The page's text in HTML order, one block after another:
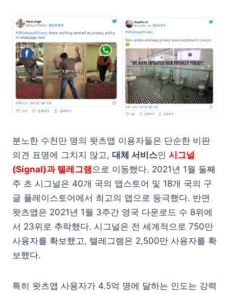
분노한 수천만 명의 왓츠앱 이용자들은 단순한 비판
의견 표명에 그치지 않고, 대체 서비스인 시그널
(Signal)과 텔레그램으로 이동했다. 2021년 1월 둘째
주 초 시그널은 40개 국의 앱스토어 및 18개 국의 구
글 플레이스토어에서 최고의 앱으로 등극했다. 반면
왓츠앱은 2021년 1월 3주간 영국 다운로드 수 8위에
서 23위로 추락했다. 시그널은 전 세계적으로 750만
사용자를 확보했고, 텔레그램은 2,500만 사용자를 확
보했다.
특히 왓츠앱 사용자가 4.5억 명에 달하는 인도는 강력